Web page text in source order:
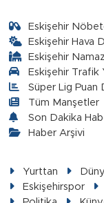
Eskişehir
Eskişehir Hava
Eskişehir
Eskişehir Trafik
Süper Lig Puan
Tüm Manşetler
Son Dakika
Haber Arşivi
Yurttan
Eskişehirspor